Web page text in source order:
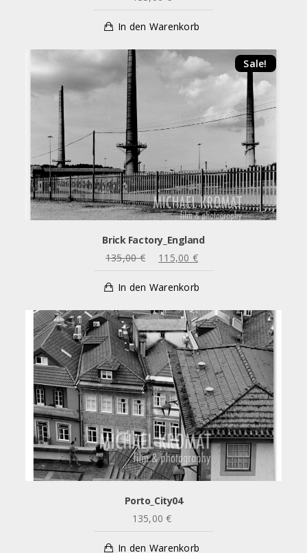
In den Warenkorb
Sale!
Brick Factory_England
135,00€
URSPRÜNGLICHER
PREIS
WAR:
115,00 €AKTUELLER
PREIS
IST:
In den Warenkorb
Porto_City04
135,00€
In den Warenkorb